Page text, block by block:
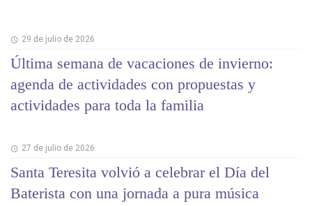
29 de julio de 2026
Última semana de vacaciones de invierno:
agenda de actividades con propuestas y
actividades para toda la familia
27 de julio de 2026
Santa Teresita volvió a celebrar el Día del
Baterista con una jornada a pura música